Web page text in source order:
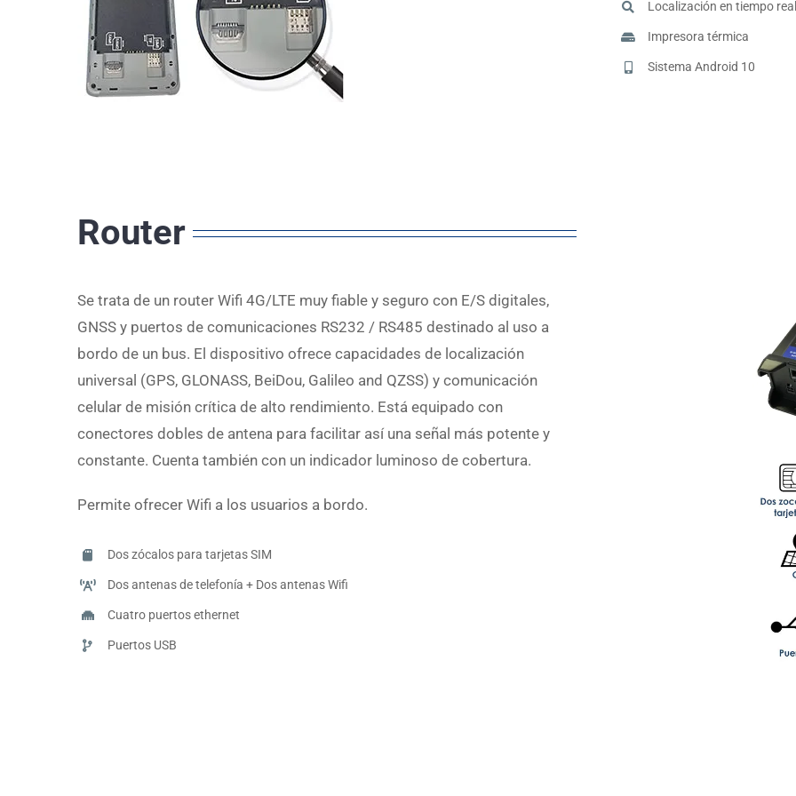
Localización en tiempo real
Impresora térmica
Sistema Android 10
Router
Se trata de un router Wifi 4G/LTE muy fiable y seguro con E/S digitales,
GNSS y puertos de comunicaciones RS232 / RS485 destinado al uso a
bordo de un bus. El dispositivo ofrece capacidades de localización
universal (GPS, GLONASS, BeiDou, Galileo and QZSS) y comunicación
celular de misión crítica de alto rendimiento. Está equipado con
conectores dobles de antena para facilitar así una señal más potente y
constante. Cuenta también con un indicador luminoso de cobertura.
Permite ofrecer Wifi a los usuarios a bordo.
Dos zócalos para tarjetas SIM
Dos antenas de telefonía + Dos antenas Wifi
Cuatro puertos ethernet
Puertos USB